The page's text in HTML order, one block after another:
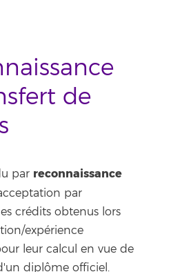
de
par reconnaissance
par
crédits obtenus lors
expérience
leur calcul en vue de
diplôme officiel.